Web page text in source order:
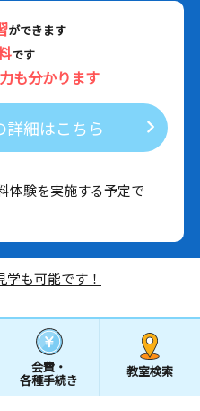
ができます
です
も分かります
詳細はこちら
体験を実施する予定で
も可能です！
会費・
各種手続き
教室検索